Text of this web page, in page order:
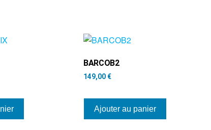
BARCOB2
149,00 €
Ajouter au panier